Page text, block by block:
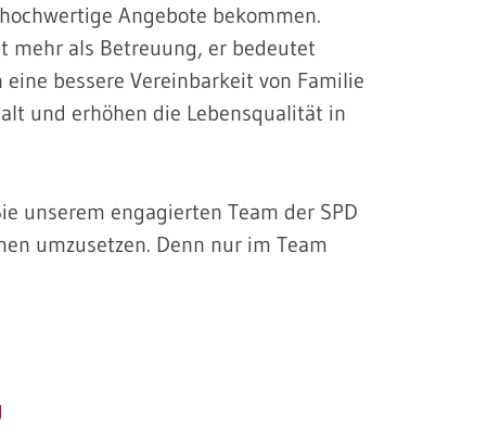
Angebote bekommen.
mehr als Betreuung, er bedeutet
bessere Vereinbarkeit von Familie
und erhöhen die Lebensqualität in
unserem engagierten Team der SPD
umzusetzen. Denn nur im Team